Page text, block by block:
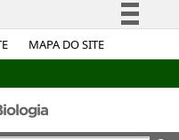
MAPA DO SITE
Simplifique!
Acesso à informação